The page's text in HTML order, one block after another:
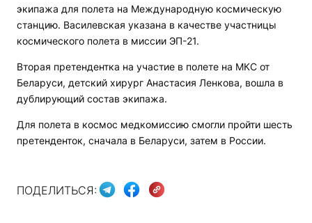
экипажа для полета на Международную космическую
станцию. Василевская указана в качестве участницы
космического полета в миссии ЭП-21.
Вторая претендентка на участие в полете на МКС от
Беларуси, детский хирург Анастасия Ленкова, вошла в
дублирующий состав экипажа.
Для полета в космос медкомиссию смогли пройти шесть
претенденток, сначала в Беларуси, затем в России.
ПОДЕЛИТЬСЯ: